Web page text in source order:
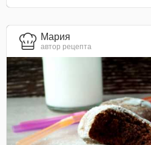
Мария
автор рецепта